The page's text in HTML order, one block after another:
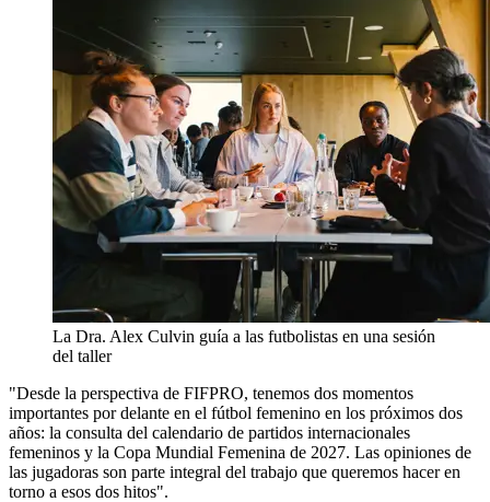
La Dra. Alex Culvin guía a las futbolistas en una sesión
del taller
"Desde la perspectiva de FIFPRO, tenemos dos momentos
importantes por delante en el fútbol femenino en los próximos dos
años: la consulta del calendario de partidos internacionales
femeninos y la Copa Mundial Femenina de 2027. Las opiniones de
las jugadoras son parte integral del trabajo que queremos hacer en
torno a esos dos hitos".